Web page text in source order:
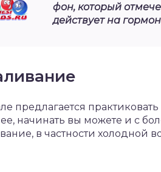
фон, который
действует на
предлагается
начинать вы можете и с
в частности холодной